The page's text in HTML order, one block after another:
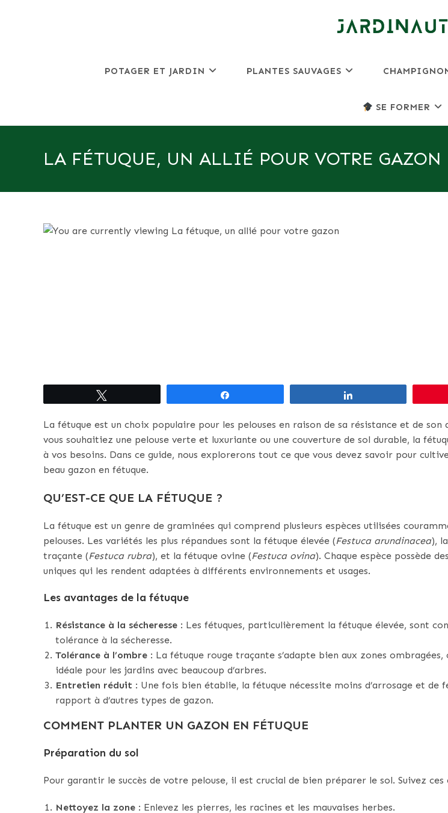
POTAGER ET JARDIN PLANTES SAUVAGES
SE FORMER
LA FÉTUQUE, UN ALLIÉ POUR VOTRE GAZON
La fétuque est un choix populaire pour les pelouses en raison de sa résistance et de son
vous souhaitiez une pelouse verte et luxuriante ou une couverture de sol durable, la
à vos besoins. Dans ce guide, nous explorerons tout ce que vous devez savoir pour
beau gazon en fétuque.
QU’EST-CE QUE LA FÉTUQUE ?
La fétuque est un genre de graminées qui comprend plusieurs espèces utilisées
pelouses. Les variétés les plus répandues sont la fétuque élevée (Festuca arundinacea),
traçante (Festuca rubra), et la fétuque ovine (Festuca ovina). Chaque espèce possède
uniques qui les rendent adaptées à différents environnements et usages.
Les avantages de la fétuque
Résistance à la sécheresse : Les fétuques, particulièrement la fétuque élevée, sont
tolérance à la sécheresse.
Tolérance à l’ombre : La fétuque rouge traçante s’adapte bien aux zones ombragées,
idéale pour les jardins avec beaucoup d’arbres.
Entretien réduit : Une fois bien établie, la fétuque nécessite moins d’arrosage et
rapport à d’autres types de gazon.
COMMENT PLANTER UN GAZON EN FÉTUQUE
Préparation du sol
Pour garantir le succès de votre pelouse, il est crucial de bien préparer le sol. Suivez ces
Nettoyez la zone : Enlevez les pierres, les racines et les mauvaises herbes.